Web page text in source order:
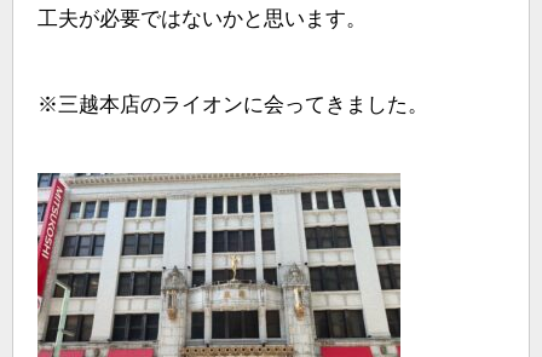
工夫が必要ではないかと思います。
※三越本店のライオンに会ってきました。